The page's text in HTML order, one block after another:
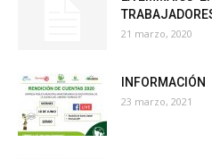
21 marzo, 2020
INFORMACIÓN
23 marzo, 2021